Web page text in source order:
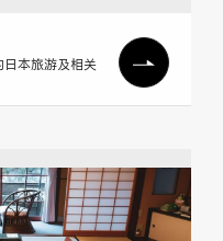
日本旅游及相关